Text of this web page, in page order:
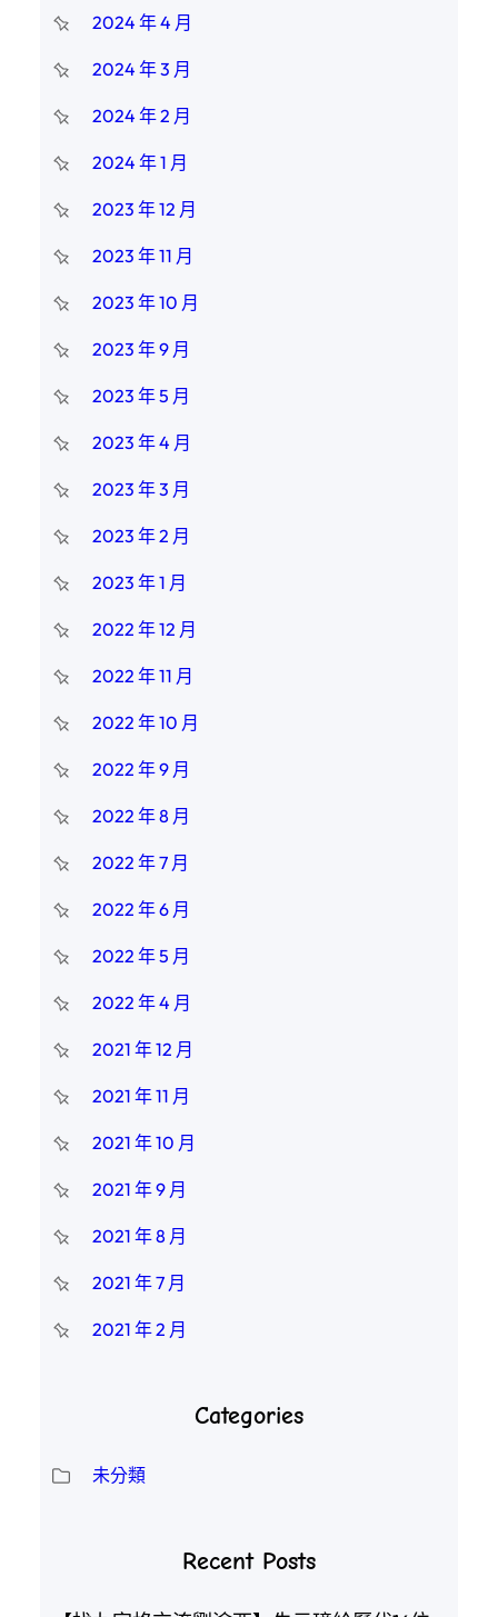
2024 年 4 月
2024 年 3 月
2024 年 2 月
2024 年 1 月
2023 年 12 月
2023 年 11 月
2023 年 10 月
2023 年 9 月
2023 年 5 月
2023 年 4 月
2023 年 3 月
2023 年 2 月
2023 年 1 月
2022 年 12 月
2022 年 11 月
2022 年 10 月
2022 年 9 月
2022 年 8 月
2022 年 7 月
2022 年 6 月
2022 年 5 月
2022 年 4 月
2021 年 12 月
2021 年 11 月
2021 年 10 月
2021 年 9 月
2021 年 8 月
2021 年 7 月
2021 年 2 月
Categories
未分類
Recent Posts